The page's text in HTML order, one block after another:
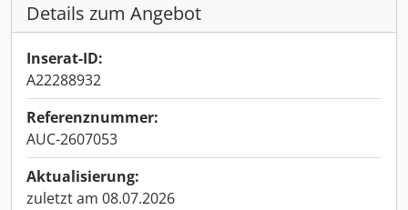
Details zum Angebot
Inserat-ID:
A22288932
Referenznummer:
AUC-2607053
Aktualisierung:
zuletzt am 08.07.2026